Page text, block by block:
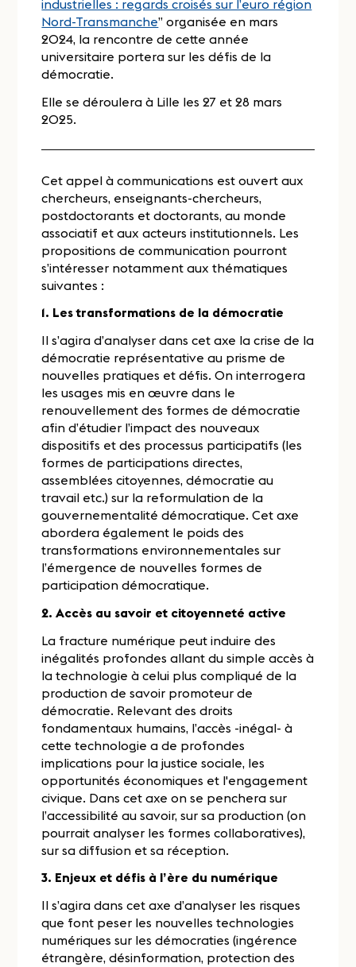
industrielles : regards croisés sur l’euro région
Nord-Transmanche” organisée en mars
2024, la rencontre de cette année
universitaire portera sur les défis de la
démocratie.
Elle se déroulera à Lille les 27 et 28 mars
2025.
Cet appel à communications est ouvert aux
chercheurs, enseignants-chercheurs,
postdoctorants et doctorants, au monde
associatif et aux acteurs institutionnels. Les
propositions de communication pourront
s’intéresser notamment aux thématiques
suivantes :
1. Les transformations de la démocratie
Il s’agira d’analyser dans cet axe la crise de la
démocratie représentative au prisme de
nouvelles pratiques et défis. On interrogera
les usages mis en œuvre dans le
renouvellement des formes de démocratie
afin d’étudier l’impact des nouveaux
dispositifs et des processus participatifs (les
formes de participations directes,
assemblées citoyennes, démocratie au
travail etc.) sur la reformulation de la
gouvernementalité démocratique. Cet axe
abordera également le poids des
transformations environnementales sur
l’émergence de nouvelles formes de
participation démocratique.
2. Accès au savoir et citoyenneté active
La fracture numérique peut induire des
inégalités profondes allant du simple accès à
la technologie à celui plus compliqué de la
production de savoir promoteur de
démocratie. Relevant des droits
fondamentaux humains, l’accès -inégal- à
cette technologie a de profondes
implications pour la justice sociale, les
opportunités économiques et l'engagement
civique. Dans cet axe on se penchera sur
l’accessibilité au savoir, sur sa production (on
pourrait analyser les formes collaboratives),
sur sa diffusion et sa réception.
3. Enjeux et défis à l’ère du numérique
Il s’agira dans cet axe d’analyser les risques
que font peser les nouvelles technologies
numériques sur les démocraties (ingérence
étrangère, désinformation, protection des